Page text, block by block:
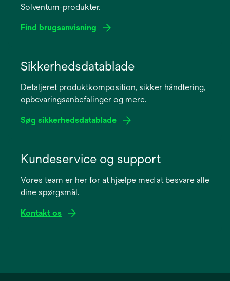
Solventum-produkter.
Find brugsanvisning
new
Sikkerhedsdatablade
Detaljeret produktkomposition, sikker håndtering,
opbevaringsanbefalinger og mere.
Søg sikkerhedsdatablade
new
Kundeservice og support
Vores team er her for at hjælpe med at besvare alle
dine spørgsmål.
Kontakt os